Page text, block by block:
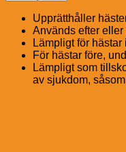
Upprätthåller
Används efter eller
Lämpligt för hästar
För hästar före,
Lämpligt som
av sjukdom,